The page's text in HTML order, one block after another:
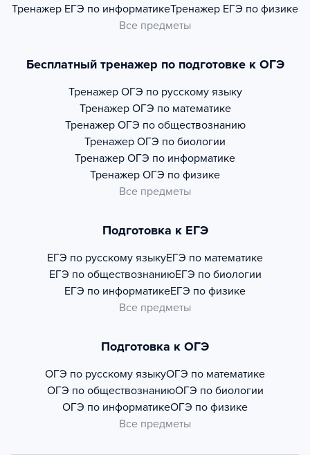
Тренажер ЕГЭ по информатикеТренажер ЕГЭ по физике
Все предметы
Бесплатный тренажер по подготовке к ОГЭ
Тренажер ОГЭ по русскому языку
Тренажер ОГЭ по математике
Тренажер ОГЭ по обществознанию
Тренажер ОГЭ по биологии
Тренажер ОГЭ по информатике
Тренажер ОГЭ по физике
Все предметы
Подготовка к ЕГЭ
ЕГЭ по русскому языкуЕГЭ по математике
ЕГЭ по обществознаниюЕГЭ по биологии
ЕГЭ по информатикеЕГЭ по физике
Все предметы
Подготовка к ОГЭ
ОГЭ по русскому языкуОГЭ по математике
ОГЭ по обществознаниюОГЭ по биологии
ОГЭ по информатикеОГЭ по физике
Все предметы